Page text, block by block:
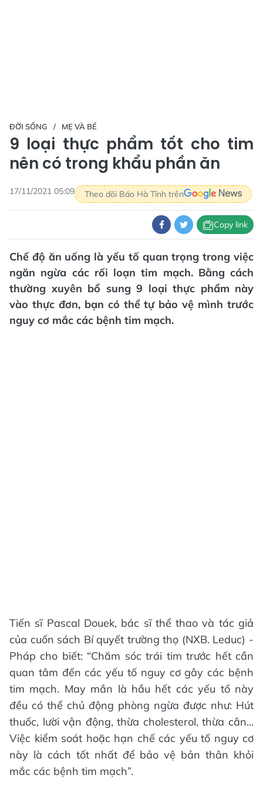
ĐỜI SỐNG MẸ VÀ BÉ
9 loại thực phẩm tốt cho tim
nên có trong khẩu phần ăn
17/11/2021 05:09 Theo dõi Báo Hà Tĩnh trên
Copy link
Chế độ ăn uống là yếu tố quan trọng trong việc
ngăn ngừa các rối loạn tim mạch. Bằng cách
thường xuyên bổ sung 9 loại thực phẩm này
vào thực đơn, bạn có thể tự bảo vệ mình trước
nguy cơ mắc các bệnh tim mạch.
Tiến sĩ Pascal Douek, bác sĩ thể thao và tác giả
của cuốn sách Bí quyết trường thọ (NXB. Leduc) -
Pháp cho biết: “Chăm sóc trái tim trước hết cần
quan tâm đến các yếu tố nguy cơ gây các bệnh
tim mạch. May mắn là hầu hết các yếu tố này
đều có thể chủ động phòng ngừa được như: Hút
thuốc, lười vận động, thừa cholesterol, thừa cân...
Việc kiểm soát hoặc hạn chế các yếu tố nguy cơ
này là cách tốt nhất để bảo vệ bản thân khỏi
mắc các bệnh tim mạch”.